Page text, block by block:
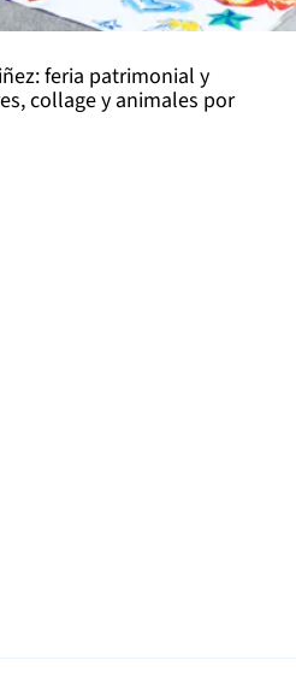
feria patrimonial y
collage y animales por